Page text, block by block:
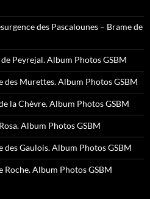
des Pascalounes – Brame de
Peyrejal. Album Photos GSBM
des Murettes. Album Photos GSBM
la Chèvre. Album Photos GSBM
Album Photos GSBM
Gaulois. Album Photos GSBM
Album Photos GSBM